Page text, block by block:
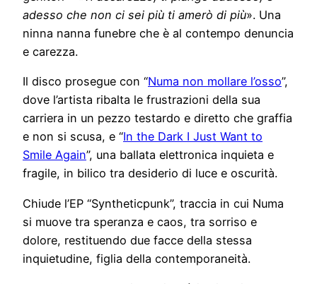
adesso che non ci sei più ti amerò di più». Una
ninna nanna funebre che è al contempo denuncia
e carezza.
Il disco prosegue con “Numa non mollare l’osso”,
dove l’artista ribalta le frustrazioni della sua
carriera in un pezzo testardo e diretto che graffia
e non si scusa, e “In the Dark I Just Want to
Smile Again”, una ballata elettronica inquieta e
fragile, in bilico tra desiderio di luce e oscurità.
Chiude l’EP “Syntheticpunk”, traccia in cui Numa
si muove tra speranza e caos, tra sorriso e
dolore, restituendo due facce della stessa
inquietudine, figlia della contemporaneità.